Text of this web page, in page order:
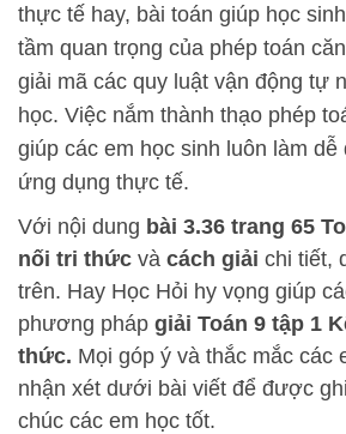
thực tế hay, bài toán giúp học
tầm quan trọng của phép toán
giải mã các quy luật vận động tự
học. Việc nắm thành thạo phép
giúp các em học sinh luôn làm dễ
ứng dụng thực tế.
Với nội dung bài 3.36 trang 65
nối tri thức và cách giải chi tiết,
trên. Hay Học Hỏi hy vọng giúp
phương pháp giải Toán 9 tập 1
thức. Mọi góp ý và thắc mắc các
nhận xét dưới bài viết để được
chúc các em học tốt.